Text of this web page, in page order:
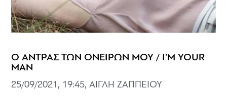
Ο ΑΝΤΡΑΣ ΤΩΝ ΟΝΕΙΡΩΝ ΜΟΥ / I’M YOUR
MAN
25/09/2021, 19:45, ΑΙΓΛΗ ΖΑΠΠΕΙΟΥ